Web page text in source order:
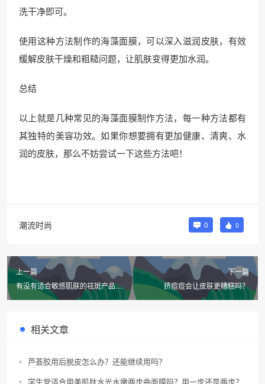
洗干净即可。
使用这种方法制作的海藻面膜，可以深入滋润皮肤，有效
缓解皮肤干燥和粗糙问题，让肌肤变得更加水润。
总结
以上就是几种常见的海藻面膜制作方法，每一种方法都有
其独特的美容功效。如果你想要拥有更加健康、清爽、水
润的皮肤，那么不妨尝试一下这些方法吧！
潮流时尚 0 0
上一篇
有没有适合敏感肌肤的祛斑产品？
这里有国家认证的“美白精华”！
下一篇
挤痘痘会让皮肤更糟糕吗？
相关文章
芦荟胶用后脱皮怎么办？还能继续用吗？
学生党适合用美肌肽水光水嫩两步曲面膜吗？用一步还是两步？